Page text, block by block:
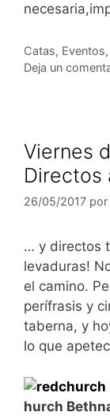
Categorías
Catas, Eventos,
Deja un
Viernes
Directos
26/05/2017 por
… y directos
levaduras!
el camino.
perífrasis y
taberna, y
lo que
hurch